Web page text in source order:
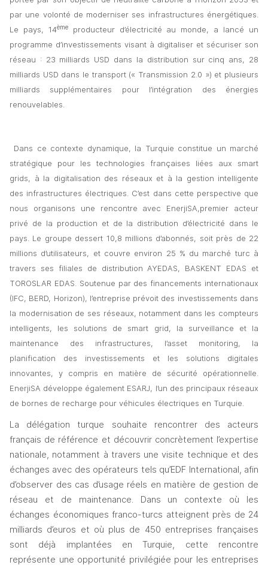
par une volonté de moderniser ses infrastructures énergétiques.
Le pays, 14ème producteur d’électricité au monde, a lancé un
programme d’investissements visant à digitaliser et sécuriser son
réseau : 23 milliards USD dans la distribution sur cinq ans, 28
milliards USD dans le transport (« Transmission 2.0 ») et plusieurs
milliards supplémentaires pour l’intégration des énergies
renouvelables.
Dans ce contexte dynamique, la Turquie constitue un marché
stratégique pour les technologies françaises liées aux smart
grids, à la digitalisation des réseaux et à la gestion intelligente
des infrastructures électriques. C’est dans cette perspective que
nous organisons une rencontre avec EnerjiSA,premier acteur
privé de la production et de la distribution d’électricité dans le
pays. Le groupe dessert 10,8 millions d’abonnés, soit près de 22
millions d’utilisateurs, et couvre environ 25 % du marché turc à
travers ses filiales de distribution AYEDAS, BASKENT EDAS et
TOROSLAR EDAS. Soutenue par des financements internationaux
(IFC, BERD, Horizon), l’entreprise prévoit des investissements dans
la modernisation de ses réseaux, notamment dans les compteurs
intelligents, les solutions de smart grid, la surveillance et la
maintenance des infrastructures, l’asset monitoring, la
planification des investissements et les solutions digitales
innovantes, y compris en matière de sécurité opérationnelle.
EnerjiSA développe également ESARJ, l’un des principaux réseaux
de bornes de recharge pour véhicules électriques en Turquie.
La délégation turque souhaite rencontrer des acteurs
français de référence et découvrir concrètement l’expertise
nationale, notamment à travers une visite technique et des
échanges avec des opérateurs tels qu’EDF International, afin
d’observer des cas d’usage réels en matière de gestion de
réseau et de maintenance. Dans un contexte où les
échanges économiques franco-turcs atteignent près de 24
milliards d’euros et où plus de 450 entreprises françaises
sont déjà implantées en Turquie, cette rencontre
représente une opportunité privilégiée pour les entreprises